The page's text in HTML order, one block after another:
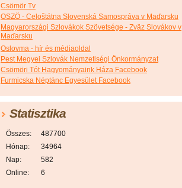
Csömör Tv
OSZÖ - Celoštátna Slovenská Samospráva v Maďarsku
Magyarországi Szlovákok Szövetsége - Zväz Slovákov v
Maďarsku
Oslovma - hír és médiaoldal
Pest Megyei Szlovák Nemzetiségi Önkormányzat
Csömöri Tót Hagyományaink Háza Facebook
Furmicska Néptánc Egyesület Facebook
Statisztika
Online: 6
Összes:
487700
Hónap:
34964
Nap:
582